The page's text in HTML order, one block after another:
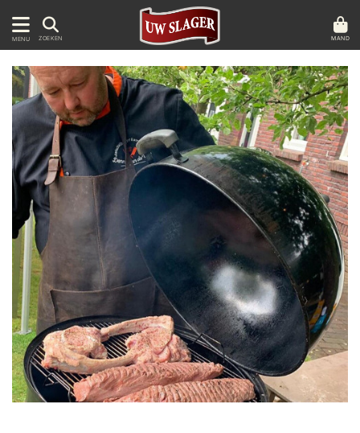
MENU ZOEKEN MAND